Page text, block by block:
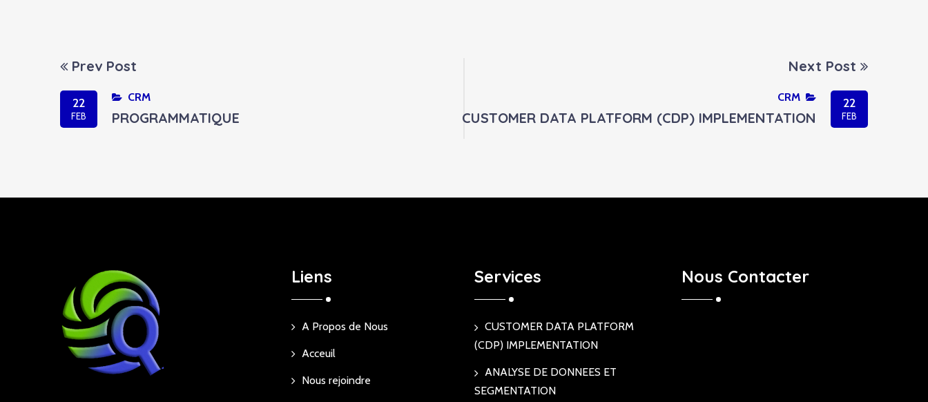
Prev Post
22
FEB
CRM
PROGRAMMATIQUE
Next Post
22
FEB
CRM
CUSTOMER DATA PLATFORM (CDP) IMPLEMENTATION
Liens
A Propos de Nous
Acceuil
Nous rejoindre
Services
CUSTOMER DATA PLATFORM
(CDP) IMPLEMENTATION
ANALYSE DE DONNEES ET
SEGMENTATION
Nous Contacter